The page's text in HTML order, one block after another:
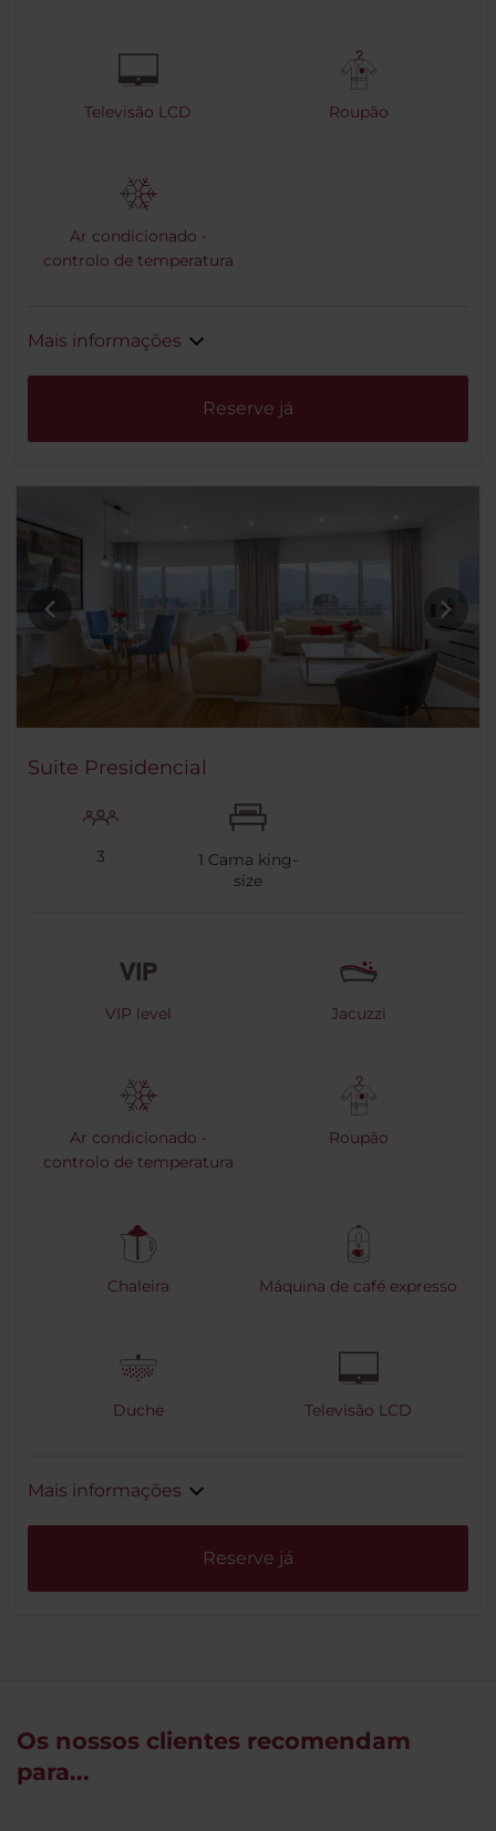
Televisão LCD Roupão
Ar condicionado -
controlo de temperatura
Mais informações
Reserve já
Suite Presidencial
3 1 Cama king-
size
VIP level Jacuzzi
Ar condicionado -
controlo de temperatura
Roupão
Chaleira Máquina de café expresso
Duche Televisão LCD
Mais informações
Reserve já
Os nossos clientes recomendam
para...